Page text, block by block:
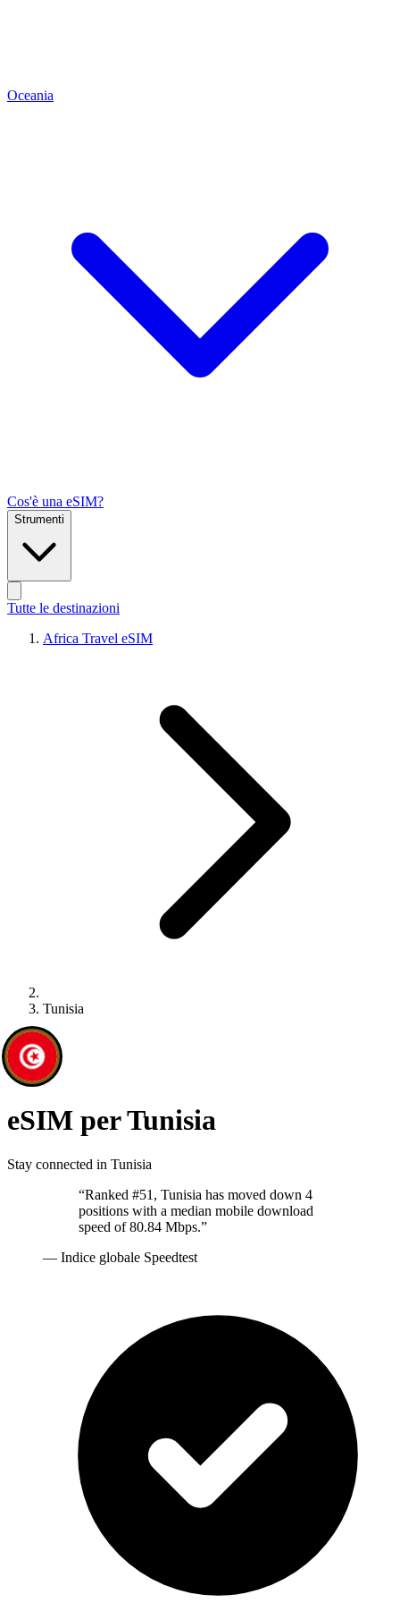
Oceania
Cos'è una eSIM?
Strumenti
Tutte le destinazioni
Africa Travel eSIM
Tunisia
eSIM per Tunisia
Stay connected in Tunisia
“Ranked #51, Tunisia has moved down 4
positions with a median mobile download
speed of 80.84 Mbps.”
— Indice globale Speedtest